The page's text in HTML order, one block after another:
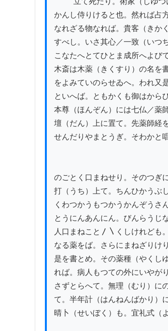
かんし侍りけると也。然れば占
なれざる物なれば。貴客（きか
すべし。いさ其心／一致（いつ
こなたへとてひとま成所へよび
木斎は木薬（きくすり）の名を
をよみていのらせゐへ。われ又
といへば。ともかくも御はから
本尊（ほんぞん）には七仏／薬
壇（だん）上に置て。先薬師経
せんだりやまとうぎ。そわかと
のごとく口まねせり。そのつぎ
打（うち）上て。ちんひかうぶ
くわつかうもつかうかんぞうさ
とうにんあんにん。びんらうじ
人口まねこと〳〵くしけれども
なる薬をば。さらにまねざりけ
是を書とめ。その薬種（やくし
れば。病人もつての外にいやが
さずとらへて。無理（むり）に
て。半年計（はんねんばかり）
晴卜（せいぼく）も。宜礼式（